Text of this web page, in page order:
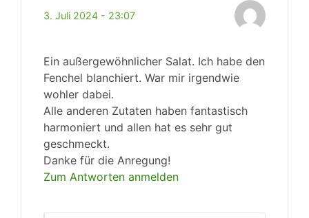
3. Juli 2024 - 23:07
Ein außergewöhnlicher Salat. Ich habe den
Fenchel blanchiert. War mir irgendwie
wohler dabei.
Alle anderen Zutaten haben fantastisch
harmoniert und allen hat es sehr gut
geschmeckt.
Danke für die Anregung!
Zum Antworten anmelden